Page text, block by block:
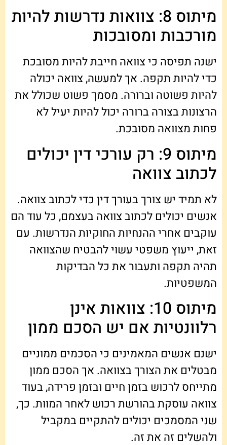
מיתוס 8: צוואות נדרשות להיות
מורכבות ומסובכות
ישנה תפיסה כי צוואה חייבת להיות מסובכת
כדי להיות תקפה. אך למעשה, צוואה יכולה
להיות פשוטה וברורה. מסמך פשוט שכולל את
הרצונות בצורה ברורה יכול להיות יעיל לא
פחות מצוואה מסובכת.
מיתוס 9: רק עורכי דין יכולים
לכתוב צוואה
לא תמיד יש צורך בעורך דין כדי לכתוב צוואה.
אנשים יכולים לכתוב צוואה בעצמם, כל עוד הם
עוקבים אחרי ההנחיות החוקיות הנדרשות. עם
זאת, ייעוץ משפטי עשוי להבטיח שהצוואה
תהיה תקפה ותעבור את כל הבדיקות
המשפטיות.
מיתוס 10: צוואות אינן
רלוונטיות אם יש הסכם ממון
ישנם אנשים המאמינים כי הסכמים ממוניים
מבטלים את הצורך בצוואה. אך הסכם ממון
מתייחס לרכוש בזמן חיים ובזמן פרידה, בעוד
צוואה עוסקת בהורשת רכוש לאחר המוות. כך,
שני המסמכים יכולים להתקיים במקביל
ולהשלים זה את זה.